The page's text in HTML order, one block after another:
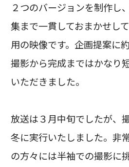
２つのバージョンを制作し
集まで一貫しておまかせし
用の映像です。企画提案に
撮影から完成まではかなり
いただきました。
放送は３月中旬でしたが、
冬に実行いたしました。非
の方々には半袖での撮影に